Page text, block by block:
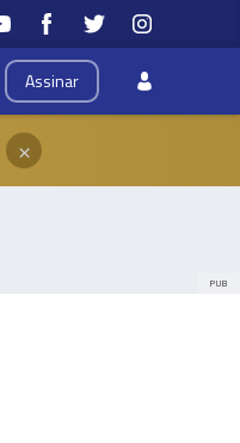
Assinar
×
PUB